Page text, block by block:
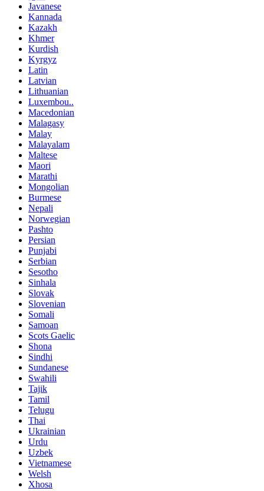
Javanese
Kannada
Kazakh
Khmer
Kurdish
Kyrgyz
Latin
Latvian
Lithuanian
Luxembou..
Macedonian
Malagasy
Malay
Malayalam
Maltese
Maori
Marathi
Mongolian
Burmese
Nepali
Norwegian
Pashto
Persian
Punjabi
Serbian
Sesotho
Sinhala
Slovak
Slovenian
Somali
Samoan
Scots Gaelic
Shona
Sindhi
Sundanese
Swahili
Tajik
Tamil
Telugu
Thai
Ukrainian
Urdu
Uzbek
Vietnamese
Welsh
Xhosa